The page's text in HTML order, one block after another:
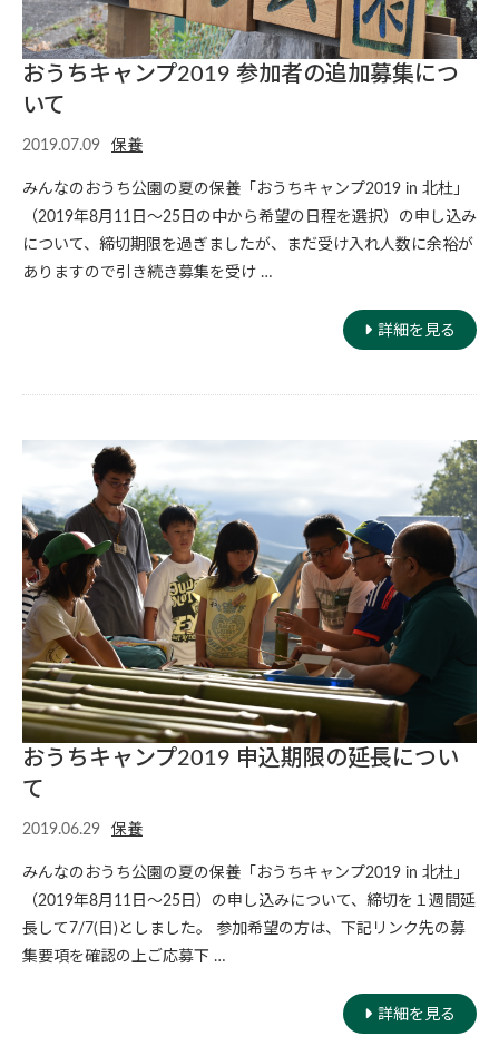
おうちキャンプ2019 参加者の追加募集につ
いて
2019.07.09 保養
みんなのおうち公園の夏の保養「おうちキャンプ2019 in 北杜」
（2019年8月11日〜25日の中から希望の日程を選択）の申し込み
について、締切期限を過ぎましたが、まだ受け入れ人数に余裕が
ありますので引き続き募集を受け …
詳細を見る
おうちキャンプ2019 申込期限の延長につい
て
2019.06.29 保養
みんなのおうち公園の夏の保養「おうちキャンプ2019 in 北杜」
（2019年8月11日〜25日）の申し込みについて、締切を１週間延
長して7/7(日)としました。 参加希望の方は、下記リンク先の募
集要項を確認の上ご応募下 …
詳細を見る